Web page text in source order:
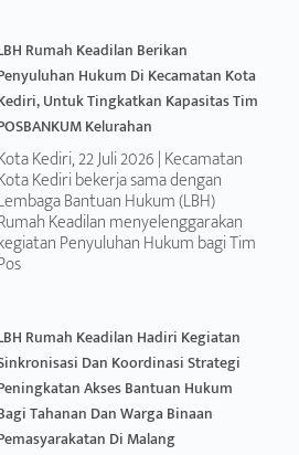
Rumah Keadilan Berikan
Hukum Di Kecamatan Kota
Untuk Tingkatkan Kapasitas Tim
Kelurahan
Kediri, 22 Juli 2026 | Kecamatan
Kediri bekerja sama dengan
Bantuan Hukum (LBH)
Keadilan menyelenggarakan
Penyuluhan Hukum bagi Tim
Rumah Keadilan Hadiri Kegiatan
Dan Koordinasi Strategi
Akses Bantuan Hukum
Tahanan Dan Warga Binaan
Di Malang